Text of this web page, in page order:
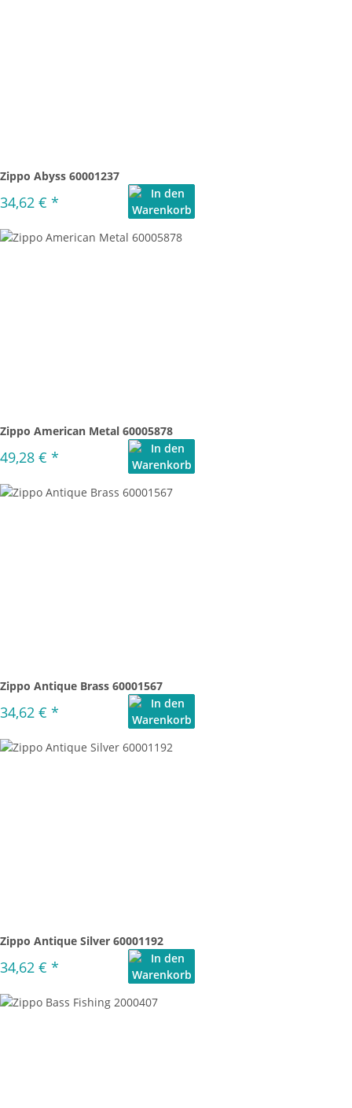
Zippo Abyss 60001237
34,62 € *
Zippo American Metal 60005878
49,28 € *
Zippo Antique Brass 60001567
34,62 € *
Zippo Antique Silver 60001192
34,62 € *